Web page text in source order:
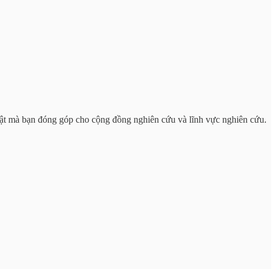
mà bạn đóng góp cho cộng đồng nghiên cứu và lĩnh vực nghiên cứu.